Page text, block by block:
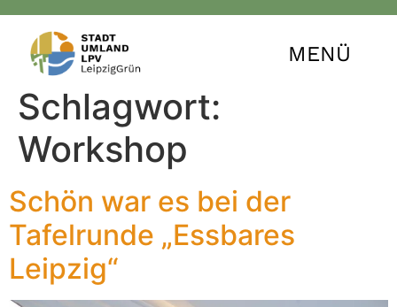
MENÜ
Schlagwort:
Workshop
Schön war es bei der
Tafelrunde „Essbares
Leipzig“